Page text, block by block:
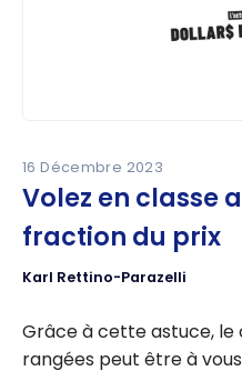
16 Décembre 2023
Volez en classe
fraction du prix
Karl Rettino-Parazelli
Grâce à cette astuce,
rangées peut être à